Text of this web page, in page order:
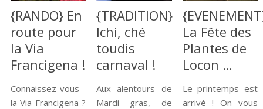
{RANDO} En
route pour
la Via
Francigena !
Connaissez-vous
la Via Francigena ?
{TRADITION}
Ichi, ché
toudis
carnaval !
Aux alentours de
Mardi gras, de
La Fête des
Plantes de
Locon …
Le printemps est
arrivé ! On vous